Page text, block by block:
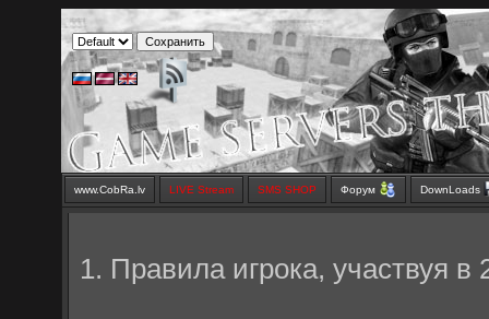
www.CobRa.lv LIVE Stream SMS SHOP Форум DownLoads
1. Правила игрока, участвуя в